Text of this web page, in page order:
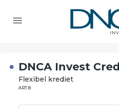
DNCA Invest
Flexibel krediet
ART.8